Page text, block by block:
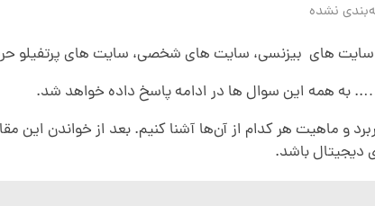
نشده
سایت های بیزنسی، سایت های شخصی، سایت های پرتفیلو
همه این سوال ها در ادامه پاسخ داده خواهد شد.
و ماهیت هر کدام از آن‌ها آشنا کنیم. بعد از خواندن این
دیجیتال باشد.